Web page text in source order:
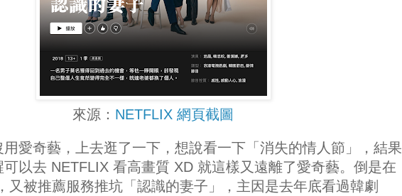
來源： NETFLIX 網頁截圖
愛奇藝，上去逛了一下，想說看一下「消失的情人節」，結果
以去 NETFLIX 看高畫質 XD 就這樣又遠離了愛奇藝。倒是在
又被推薦服務推坑「認識的妻子」，主因是去年底看過韓劇